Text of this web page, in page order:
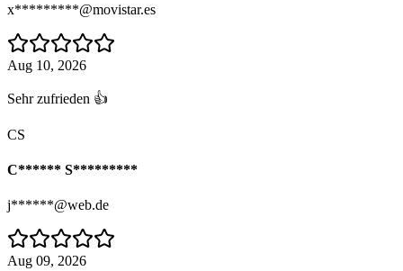
x*********@movistar.es
Aug 10, 2026
Sehr zufrieden 👍
CS
C****** S*********
j******@web.de
Aug 09, 2026